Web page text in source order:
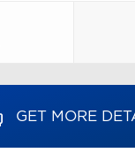
GET MORE